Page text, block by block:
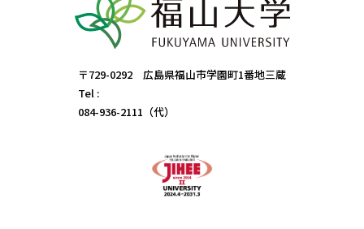
〒729-0292 広島県福山市学園町1番地三蔵
Tel :
084-936-2111（代）